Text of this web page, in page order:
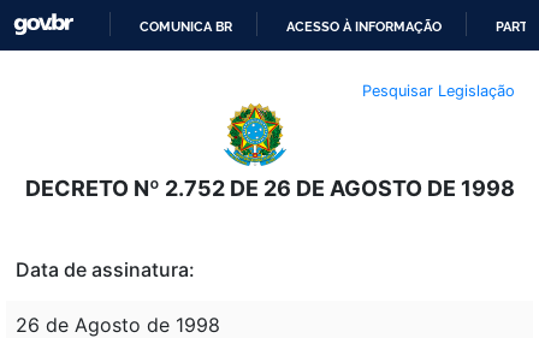
O
CONTEÚDO
COMUNICA BR ACESSO À INFORMAÇÃO
Pesquisar Legislação
DECRETO Nº 2.752 DE 26 DE AGOSTO DE 1998
Data de assinatura:
26 de Agosto de 1998